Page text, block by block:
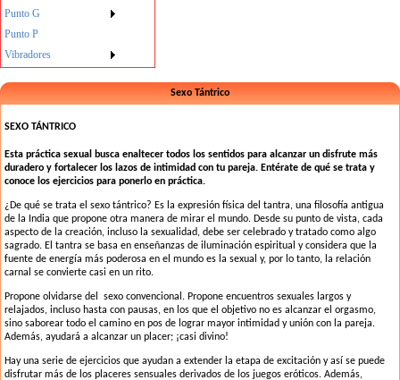
Punto G
Punto P
Vibradores
Sexo Tántrico
SEXO TÁNTRICO
Esta práctica sexual busca enaltecer todos los sentidos para alcanzar un disfrute más
duradero y fortalecer los lazos de intimidad con tu pareja. Entérate de qué se trata y
conoce los ejercicios para ponerlo en práctica.
¿De qué se trata el sexo tántrico? Es la expresión física del tantra, una filosofía antigua
de la India que propone otra manera de mirar el mundo. Desde su punto de vista, cada
aspecto de la creación, incluso la sexualidad, debe ser celebrado y tratado como algo
sagrado. El tantra se basa en enseñanzas de iluminación espiritual y considera que la
fuente de energía más poderosa en el mundo es la sexual y, por lo tanto, la relación
carnal se convierte casi en un rito.
Propone olvidarse del sexo convencional. Propone encuentros sexuales largos y
relajados, incluso hasta con pausas, en los que el objetivo no es alcanzar el orgasmo,
sino saborear todo el camino en pos de lograr mayor intimidad y unión con la pareja.
Además, ayudará a alcanzar un placer; ¡casi divino!
Hay una serie de ejercicios que ayudan a extender la etapa de excitación y así se puede
disfrutar más de los placeres sensuales derivados de los juegos eróticos. Además,